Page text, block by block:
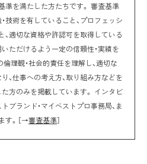
準を満たした方たちです。 審査基準
技術を有していること、プロフェッシ
、適切な資格や許認可を取得している
ただけるよう一定の信頼性・実績を
理観・社会的責任を理解し、適切な
、仕事への考え方、取り組み方などを
方のみを掲載しています。 インタビ
ブランド・マイベストプロ事務局、ま
す。［→審査基準］